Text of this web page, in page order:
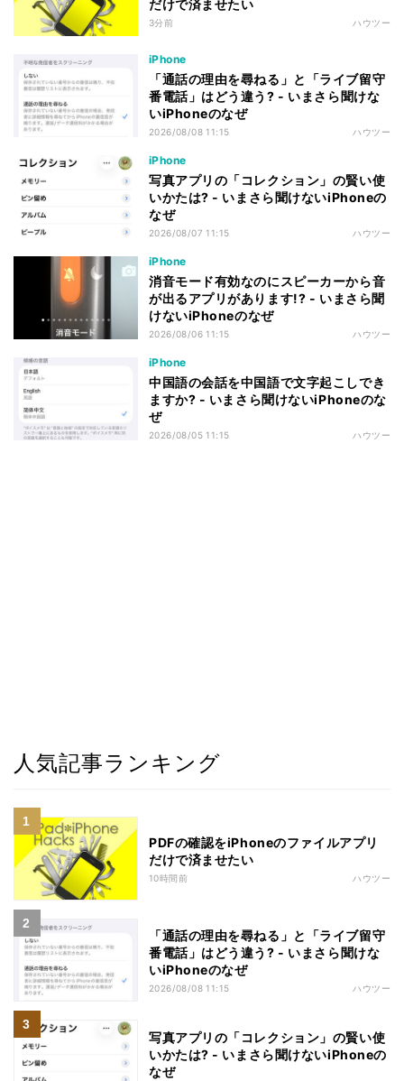
だけで済ませたい
3分前 ハウツー
iPhone
「通話の理由を尋ねる」と「ライブ留守
番電話」はどう違う? - いまさら聞けな
いiPhoneのなぜ
2026/08/08 11:15 ハウツー
iPhone
写真アプリの「コレクション」の賢い使
いかたは? - いまさら聞けないiPhoneの
なぜ
2026/08/07 11:15 ハウツー
iPhone
消音モード有効なのにスピーカーから音
が出るアプリがあります!? - いまさら聞
けないiPhoneのなぜ
2026/08/06 11:15 ハウツー
iPhone
中国語の会話を中国語で文字起こしでき
ますか? - いまさら聞けないiPhoneのな
ぜ
2026/08/05 11:15 ハウツー
人気記事ランキング
PDFの確認をiPhoneのファイルアプリ
だけで済ませたい
10時間前 ハウツー
「通話の理由を尋ねる」と「ライブ留守
番電話」はどう違う? - いまさら聞けな
いiPhoneのなぜ
2026/08/08 11:15 ハウツー
写真アプリの「コレクション」の賢い使
いかたは? - いまさら聞けないiPhoneの
なぜ